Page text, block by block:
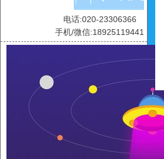
电话:020-23306366
手机/微信:18925119441